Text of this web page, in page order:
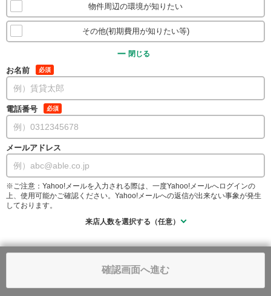
物件周辺の環境が知りたい
その他(初期費用が知りたい等)
閉じる
お名前 必須
電話番号 必須
メールアドレス
※ご注意：Yahoo!メールを入力される際は、一度Yahoo!メールへログインの
上、使用可能かご確認ください。Yahoo!メールへの返信が出来ない事象が発生
しております。
来店人数を選択する（任意）
確認画面へ進む